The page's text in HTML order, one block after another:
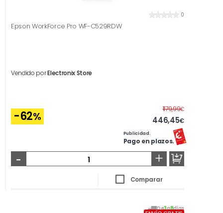
0
Epson WorkForce Pro WF-C529RDW
Vendido porElectronix Store
-62%
1179,99€Antes
446,45€
Publicidad.
Pago en plazos.
- +
Comparar
De3a8días